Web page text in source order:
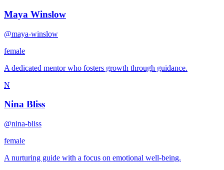
Maya Winslow
@maya-winslow
female
A dedicated mentor who fosters growth through guidance.
N
Nina Bliss
@nina-bliss
female
A nurturing guide with a focus on emotional well-being.